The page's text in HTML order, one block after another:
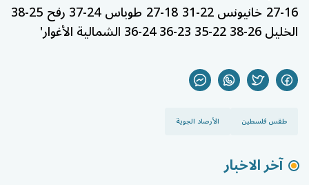
طقس فلسطين الأرصاد الجوية
آخر الاخبار